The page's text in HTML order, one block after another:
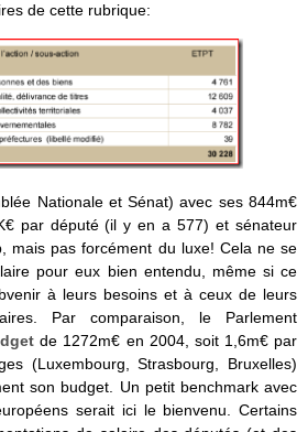
de cette rubrique:
Nationale et Sénat) avec ses 844m€
par député (il y en a 577) et sénateur
mais pas forcément du luxe! Cela ne se
pour eux bien entendu, même si ce
à leurs besoins et à ceux de leurs
Par comparaison, le Parlement
de 1272m€ en 2004, soit 1,6m€ par
(Luxembourg, Strasbourg, Bruxelles)
son budget. Un petit benchmark avec
serait ici le bienvenu. Certains